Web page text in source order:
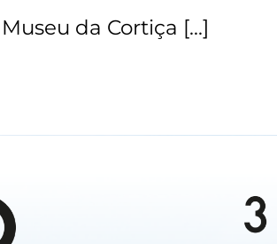
da Cortiça […]